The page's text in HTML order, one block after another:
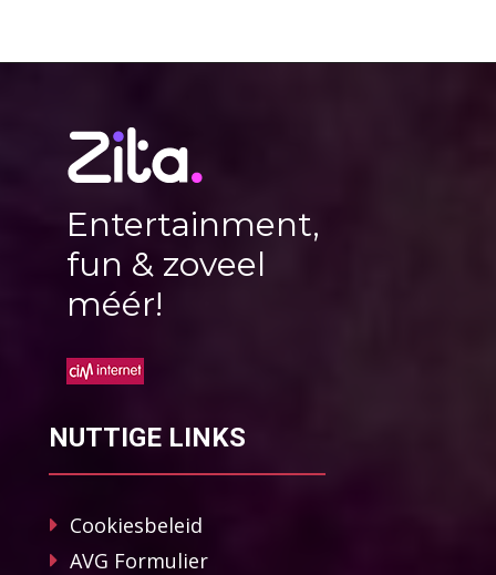
Entertainment,
fun & zoveel
méér!
NUTTIGE LINKS
Cookiesbeleid
AVG Formulier